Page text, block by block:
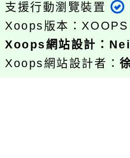
支援行動瀏覽裝置
Xoops版本：
Xoops網站設計 ：
Xoops網站設計者：